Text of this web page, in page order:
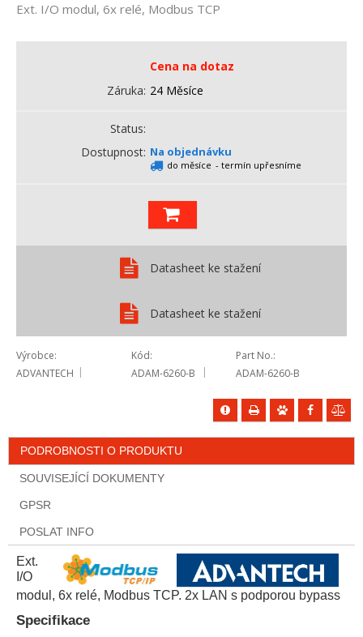
Ext. I/O modul, 6x relé, Modbus TCP
Cena na dotaz
Záruka 24 Měsíce
Status
Dostupnost Na objednávku
do měsíce - termín upřesníme
Datasheet ke stažení
Datasheet ke stažení
Výrobce
ADVANTECH
Kód
ADAM-6260-B
Part No.
ADAM-6260-B
PODROBNOSTI O PRODUKTU
SOUVISEJÍCÍ DOKUMENTY
GPSR
POSLAT INFO
Ext.
I/O
modul, 6x relé, Modbus TCP. 2x LAN s podporou bypass
Specifikace